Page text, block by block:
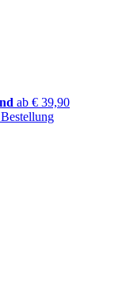
ab € 39,90